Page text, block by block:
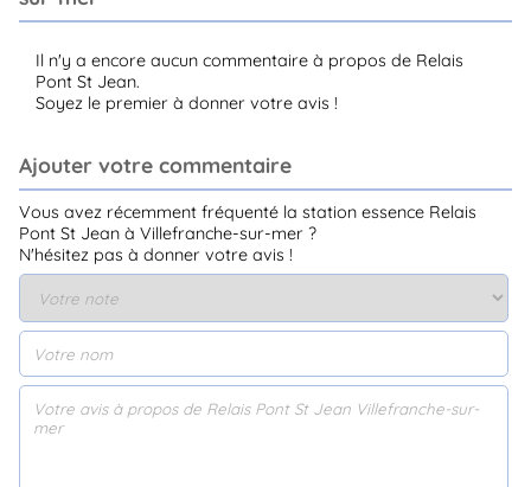
Il n'y a encore aucun commentaire à propos de Relais
Pont St Jean.
Soyez le premier à donner votre avis !
Ajouter votre commentaire
Vous avez récemment fréquenté la station essence Relais
Pont St Jean à Villefranche-sur-mer ?
N'hésitez pas à donner votre avis !